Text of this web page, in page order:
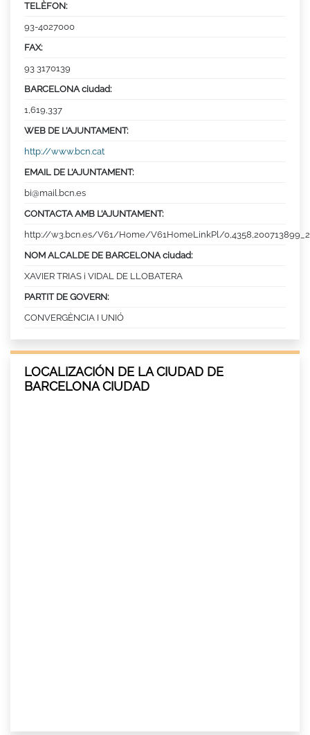
TELÈFON:
93-4027000
FAX:
93 3170139
BARCELONA ciudad:
1,619,337
WEB DE L’AJUNTAMENT:
http://www.bcn.cat
EMAIL DE L’AJUNTAMENT:
bi@mail.bcn.es
CONTACTA AMB L’AJUNTAMENT:
http://w3.bcn.es/V61/Home/V61HomeLinkPl/
NOM ALCALDE DE BARCELONA ciudad:
XAVIER TRIAS i VIDAL DE LLOBATERA
PARTIT DE GOVERN:
CONVERGÈNCIA I UNIÓ
LOCALIZACIÓN DE LA CIUDAD DE
BARCELONA CIUDAD